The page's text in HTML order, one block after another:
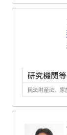
研究機関
民法財産法、